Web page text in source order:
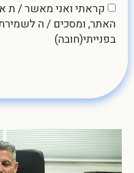
קראתי ואני מאשר / ת
האתר, ומסכים / ה
בפנייתי(חובה)